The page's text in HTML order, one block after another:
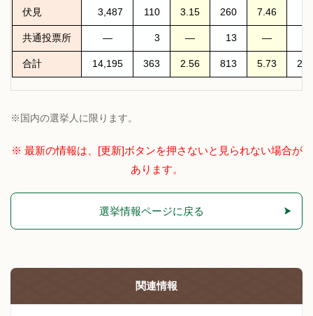
伏見 3,487 110 3.15 260 7.46
共通投票所 — 3 — 13 —
合計 14,195 363 2.56 813 5.73
※国内の選挙人に限ります。
※ 最新の情報は、[更新]ボタンを押さないと見られない場合が
あります。
選挙情報ページに戻る
関連情報